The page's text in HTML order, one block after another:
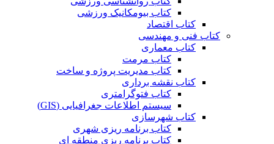
کتاب بیومکانیک ورزشی
کتاب اقتصاد
کتاب فنی و مهندسی
کتاب معماری
کتاب مرمت
کتاب مدیریت پروژه و ساخت
کتاب نقشه برداری
کتاب فتوگرامتری
سیستم اطلاعات جغرافیایی (GIS)
کتاب شهرسازی
کتاب برنامه ریزی شهری
کتاب برنامه ریزی منطقه ای